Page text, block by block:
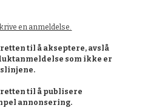
en anmeldelse.
til å akseptere, avslå
som ikke er
til å publisere
annonsering.